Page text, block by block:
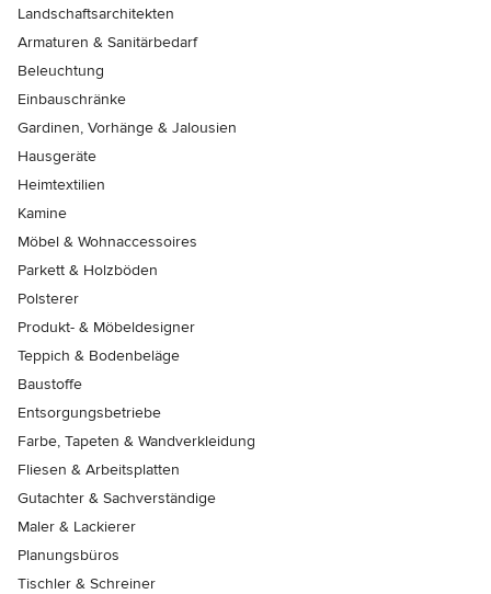
Landschaftsarchitekten
Armaturen & Sanitärbedarf
Beleuchtung
Einbauschränke
Gardinen, Vorhänge & Jalousien
Hausgeräte
Heimtextilien
Kamine
Möbel & Wohnaccessoires
Parkett & Holzböden
Polsterer
Produkt- & Möbeldesigner
Teppich & Bodenbeläge
Baustoffe
Entsorgungsbetriebe
Farbe, Tapeten & Wandverkleidung
Fliesen & Arbeitsplatten
Gutachter & Sachverständige
Maler & Lackierer
Planungsbüros
Tischler & Schreiner